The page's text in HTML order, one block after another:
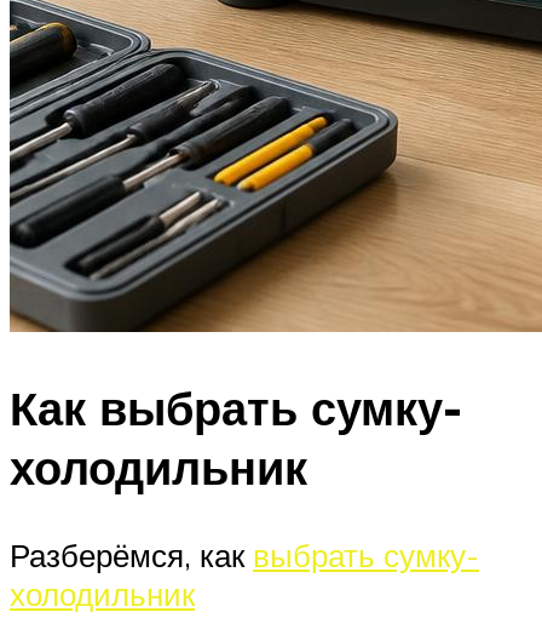
Как выбрать сумку-
холодильник
Разберёмся, как выбрать сумку-
холодильник